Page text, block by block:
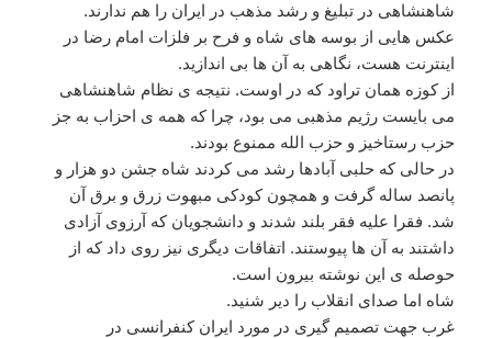
شاهنشاهی در تبلیغ و رشد مذهب در ایران را هم ندارند.
عکس هایی از بوسه های شاه و فرح بر فلزات امام رضا در
اینترنت هست، نگاهی به آن ها بی اندازید.
از کوزه همان تراود که در اوست. نتیجه ی نظام شاهنشاهی
می بایست رژیم مذهبی می بود، چرا که همه ی احزاب به جز
حزب رستاخیز و حزب الله ممنوع بودند.
در حالی که حلبی آبادها رشد می کردند شاه جشن دو هزار و
پانصد ساله گرفت و همچون کودکی مبهوت زرق و برق آن
شد. فقرا علیه فقر بلند شدند و دانشجویان که آرزوی آزادی
داشتند به آن ها پیوستند. اتفاقات دیگری نیز روی داد که از
حوصله ی این نوشته بیرون است.
شاه اما صدای انقلاب را دیر شنید.
غرب جهت تصمیم گیری در مورد ایران کنفرانسی در